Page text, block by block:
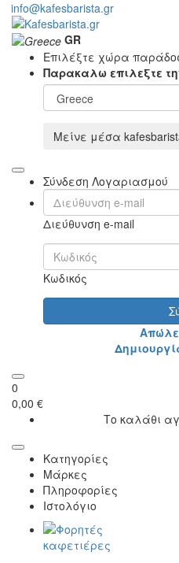
info@kafesbarista.gr
GR
Επιλέξτε χώρα
Παρακαλω επιλεξτε
Μείνε μέσα
Σύνδεση Λογαριασμού
Διεύθυνση e-mail
Κωδικός
0
0,00 €
Το καλάθι
Κατηγορίες
Μάρκες
Πληροφορίες
Ιστολόγιο